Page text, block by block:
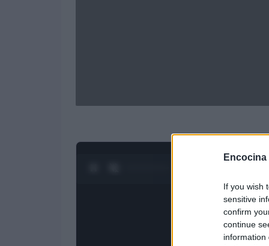
Encocina
If you wish
sensitive
confirm
continue
information